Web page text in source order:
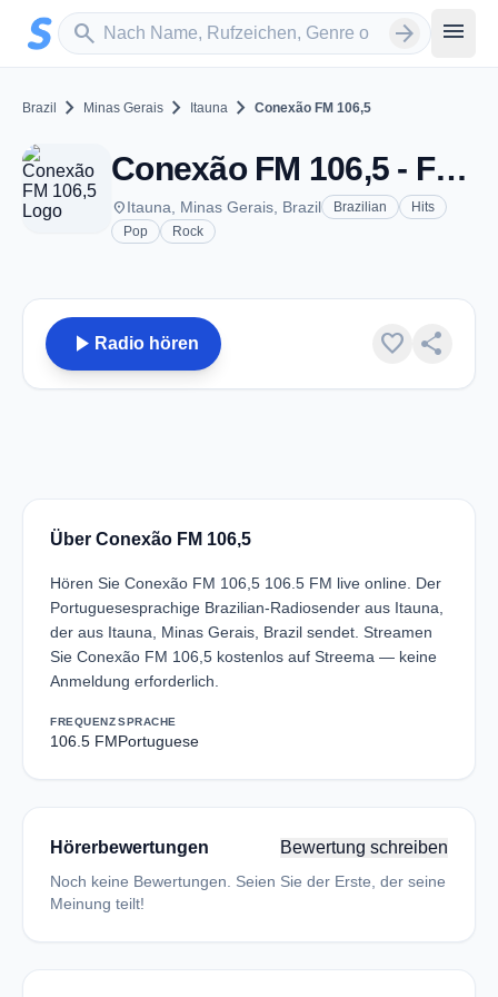
Zum Hauptinhalt springen
search
Sender suchen arrow_forward menu
Brazil chevron_right Minas Gerais chevron_right Itauna chevron_right Conexão FM 106,5
Conexão FM 106,5 - FM 106.5 - Itauna
placeItauna, Minas Gerais, Brazil Brazilian
Hits
Pop
Rock
play_arrow Radio hören favorite share
Über Conexão FM 106,5
Hören Sie Conexão FM 106,5 106.5 FM live online. Der
Portuguesesprachige Brazilian-Radiosender aus Itauna,
der aus Itauna, Minas Gerais, Brazil sendet. Streamen
Sie Conexão FM 106,5 kostenlos auf Streema — keine
Anmeldung erforderlich.
FREQUENZ
106.5 FM
SPRACHE
Portuguese
Hörerbewertungen Bewertung schreiben
Noch keine Bewertungen. Seien Sie der Erste, der seine
Meinung teilt!